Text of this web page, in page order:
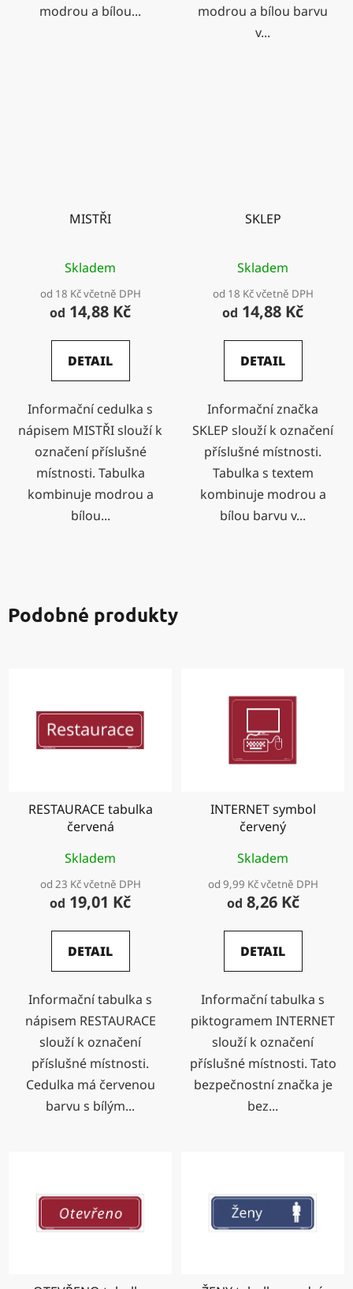
modrou a bílou...
modrou a bílou barvu
v...
MISTŘI
Skladem
od 18 Kč včetně DPH
od 14,88 Kč
DETAIL
Informační cedulka s
nápisem MISTŘI slouží k
označení příslušné
místnosti. Tabulka
kombinuje modrou a
bílou...
SKLEP
Skladem
od 18 Kč včetně DPH
od 14,88 Kč
DETAIL
Informační značka
SKLEP slouží k označení
příslušné místnosti.
Tabulka s textem
kombinuje modrou a
bílou barvu v...
Podobné produkty
RESTAURACE tabulka
červená
Skladem
od 23 Kč včetně DPH
od 19,01 Kč
DETAIL
Informační tabulka s
nápisem RESTAURACE
slouží k označení
příslušné místnosti.
Cedulka má červenou
barvu s bílým...
INTERNET symbol
červený
Skladem
od 9,99 Kč včetně DPH
od 8,26 Kč
DETAIL
Informační tabulka s
piktogramem INTERNET
slouží k označení
příslušné místnosti. Tato
bezpečnostní značka je
bez...